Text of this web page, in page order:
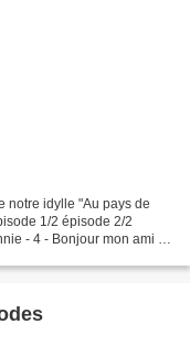
notre idylle "Au pays de
1/2 épisode 2/2
- 4 - Bonjour mon ami -